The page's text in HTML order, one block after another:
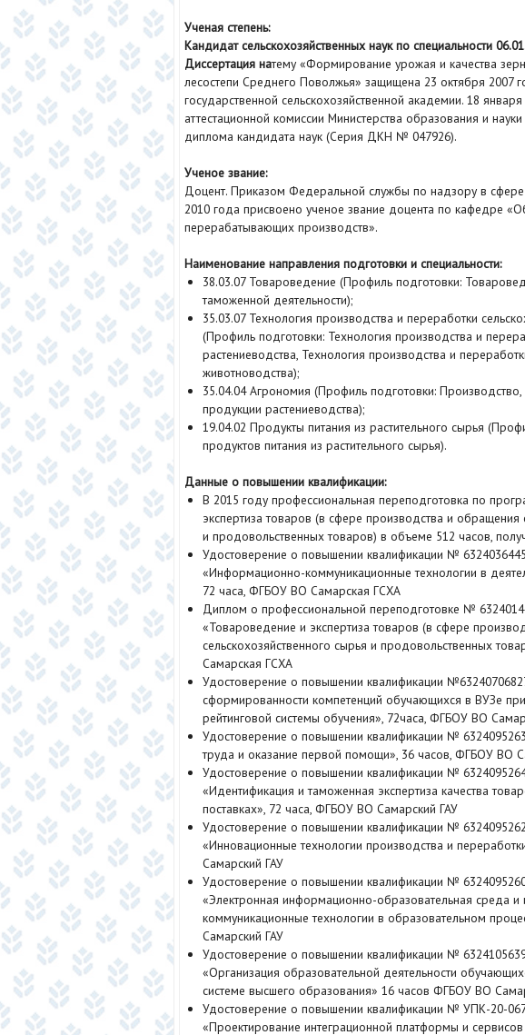
Ученая степень:
Кандидат сельскохозяйственных наук по специальности
Диссертация натему «Формирование урожая и качества
лесостепи Среднего Поволжья» защищена 23 октября 2007
государственной сельскохозяйственной академии. 18
аттестационной комиссии Министерства образования и
диплома кандидата наук (Серия ДКН № 047926).
Ученое звание:
Доцент. Приказом Федеральной службы по надзору в
2010 года присвоено ученое звание доцента по кафедре
перерабатывающих производств».
Наименование направления подготовки и специальности:
38.03.07 Товароведение (Профиль подготовки:
таможенной деятельности);
35.03.07 Технология производства и переработки
(Профиль подготовки: Технология производства и
растениеводства, Технология производства и
животноводства);
35.04.04 Агрономия (Профиль подготовки:
продукции растениеводства);
19.04.02 Продукты питания из растительного сырья
продуктов питания из растительного сырья).
Данные о повышении квалификации:
В 2015 году профессиональная переподготовка по
экспертиза товаров (в сфере производства и обращения
и продовольственных товаров) в объеме 512 часов,
Удостоверение о повышении квалификации №
«Информационно-коммуникационные технологии в
72 часа, ФГБОУ ВО Самарская ГСХА
Диплом о профессиональной переподготовке №
«Товароведение и экспертиза товаров (в сфере
сельскохозяйственного сырья и продовольственных
Самарская ГСХА
Удостоверение о повышении квалификации
сформированности компетенций обучающихся в ВУЗе
рейтинговой системы обучения», 72часа, ФГБОУ ВО
Удостоверение о повышении квалификации №
труда и оказание первой помощи», 36 часов, ФГБОУ ВО
Удостоверение о повышении квалификации №
«Идентификация и таможенная экспертиза качества
поставках», 72 часа, ФГБОУ ВО Самарский ГАУ
Удостоверение о повышении квалификации №
«Инновационные технологии производства и
Самарский ГАУ
Удостоверение о повышении квалификации №
«Электронная информационно-образовательная среда
коммуникационные технологии в образовательном
Самарский ГАУ
Удостоверение о повышении квалификации №
«Организация образовательной деятельности
системе высшего образования» 16 часов ФГБОУ ВО
Удостоверение о повышении квалификации № УПК-20-
«Проектирование интеграционной платформы и